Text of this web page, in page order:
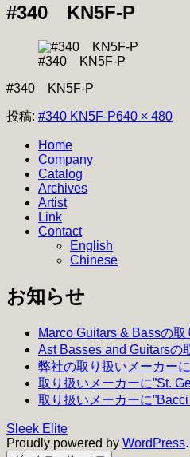
開
#340 KN5F-P
#340 KN5F-P
#340 KN5F-P
投稿: #340 KN5F-Pフ
640 × 480
Home
Company
Catalog
Archives
Artist
Link
Contact
English
Chinese
お知らせ
Marco Guitars & Bassの
Ast Basses and Guitarsの
弊社の取り扱いメーカー
取り扱いメーカーに”St.
取り扱いメーカーに
Sleek Elite
Proudly powered by WordPress.